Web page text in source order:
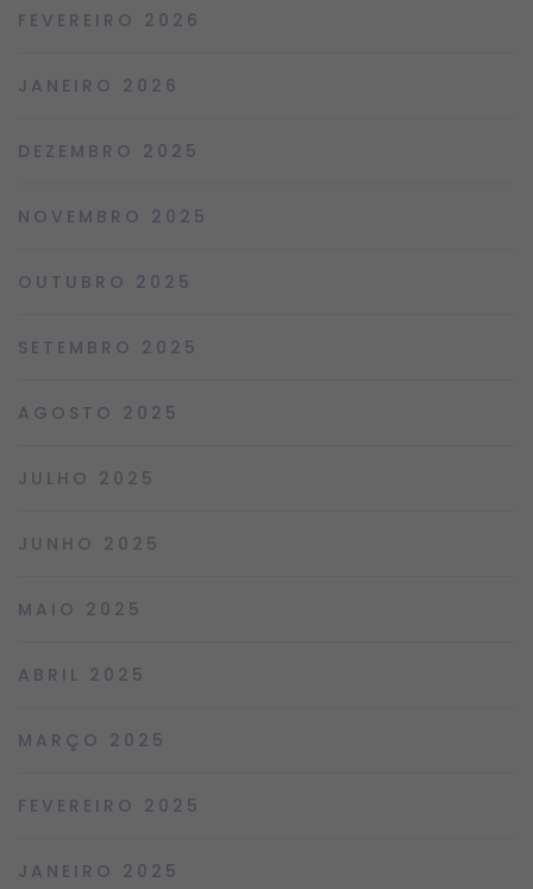
FEVEREIRO 2026
JANEIRO 2026
DEZEMBRO 2025
NOVEMBRO 2025
OUTUBRO 2025
SETEMBRO 2025
AGOSTO 2025
JULHO 2025
JUNHO 2025
MAIO 2025
ABRIL 2025
MARÇO 2025
FEVEREIRO 2025
JANEIRO 2025